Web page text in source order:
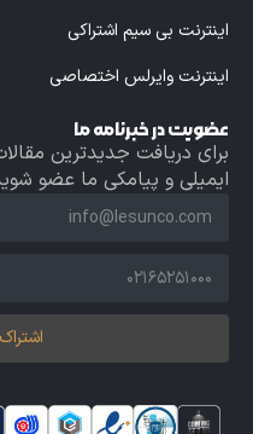
اینترنت بی سیم اشتراکی
اینترنت وایرلس اختصاصی
عضویت در خبرنامه ما
برای دریافت جدیدترین
ایمیلی و پیامکی ما عضو